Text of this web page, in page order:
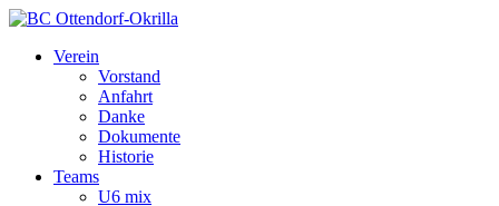
Verein
Vorstand
Anfahrt
Danke
Dokumente
Historie
Teams
U6 mix